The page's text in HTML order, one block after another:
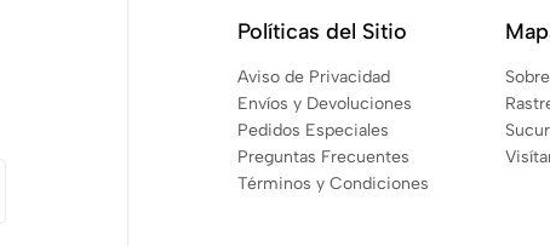
Políticas del Sitio
Aviso de Privacidad
Envíos y Devoluciones
Pedidos Especiales
Preguntas Frecuentes
Términos y Condiciones